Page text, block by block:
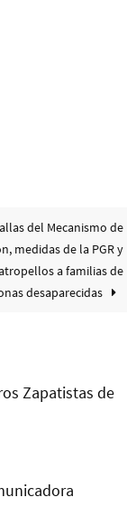
del Mecanismo de
medidas de la PGR y
a familias de
desaparecidas
Zapatistas de